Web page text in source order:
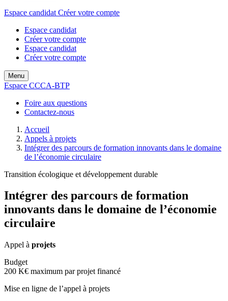
Espace candidat Créer votre compte
Espace candidat
Créer votre compte
Espace candidat
Créer votre compte
Menu
Espace CCCA-BTP
Foire aux questions
Contactez-nous
Accueil
Appels à projets
Intégrer des parcours de formation innovants dans le domaine
de l’économie circulaire
Transition écologique et développement durable
Intégrer des parcours de formation
innovants dans le domaine de l’économie
circulaire
Appel à projets
Budget
200 K€ maximum par projet financé
Mise en ligne de l’appel à projets